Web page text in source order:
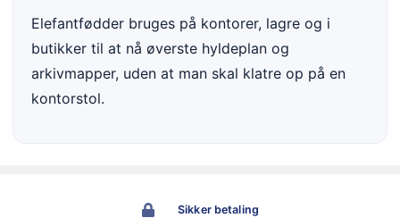
Elefantfødder bruges på kontorer, lagre og i
butikker til at nå øverste hyldeplan og
arkivmapper, uden at man skal klatre op på en
kontorstol.
Sikker betaling